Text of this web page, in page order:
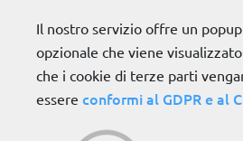
Il nostro servizio offre un
opzionale che viene
che i cookie di terze parti
essere conformi al GDPR e al